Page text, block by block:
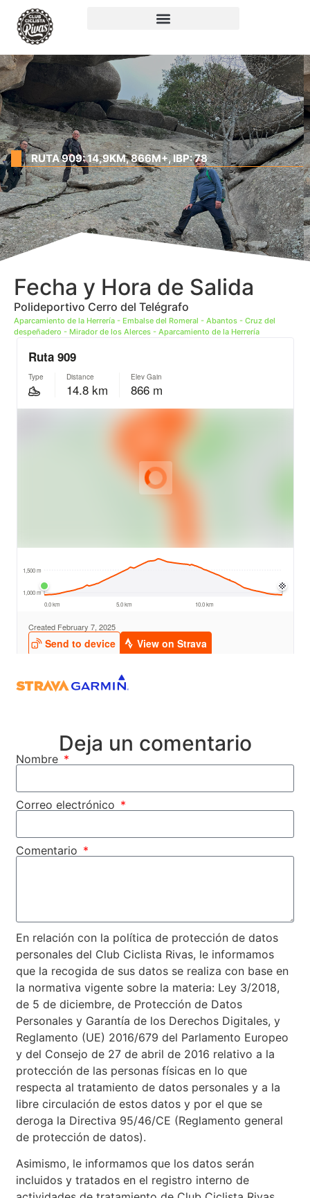
RUTA 909: 14,9KM, 866M+, IBP: 78
Fecha y Hora de Salida
Polideportivo Cerro del Telégrafo
Aparcamiento de la Herrería - Embalse del Romeral - Abantos - Cruz del
despeñadero - Mirador de los Alerces - Aparcamiento de la Herrería
Deja un comentario
Nombre
Correo electrónico
Comentario
En relación con la política de protección de datos
personales del Club Ciclista Rivas, le informamos
que la recogida de sus datos se realiza con base en
la normativa vigente sobre la materia: Ley 3/2018,
de 5 de diciembre, de Protección de Datos
Personales y Garantía de los Derechos Digitales, y
Reglamento (UE) 2016/679 del Parlamento Europeo
y del Consejo de 27 de abril de 2016 relativo a la
protección de las personas físicas en lo que
respecta al tratamiento de datos personales y a la
libre circulación de estos datos y por el que se
deroga la Directiva 95/46/CE (Reglamento general
de protección de datos).
Asimismo, le informamos que los datos serán
incluidos y tratados en el registro interno de